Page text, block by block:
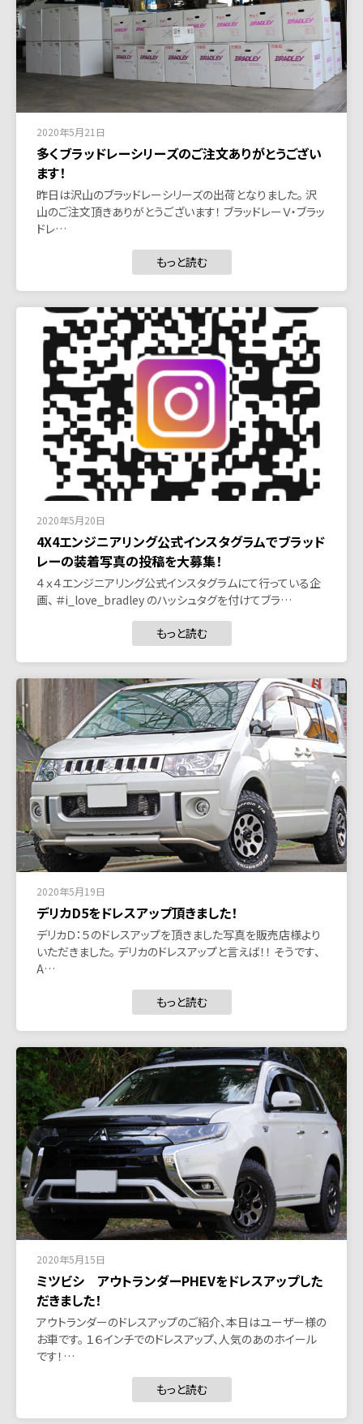
2020年5月21日
多くブラッドレーシリーズのご注文ありがとうござい
ます！
昨日は沢山のブラッドレーシリーズの出荷となりました。 沢
山のご注文頂きありがとうございます！ ブラッドレーＶ・ブラッ
ドレ…
もっと読む
2020年5月20日
4X4エンジニアリング公式インスタグラムでブラッド
レーの装着写真の投稿を大募集！
４ｘ４エンジニアリング公式インスタグラムにて行っている企
画、 ＃i_love_bradley のハッシュタグを付けてブラ…
もっと読む
2020年5月19日
デリカD5をドレスアップ頂きました！
デリカＤ：５のドレスアップを頂きました写真を販売店様より
いただきました。 デリカのドレスアップと言えば！！ そうです、
A…
もっと読む
2020年5月15日
ミツビシ アウトランダーPHEVをドレスアップした
だきました！
アウトランダーのドレスアップのご紹介、本日はユーザー様の
お車です。 １６インチでのドレスアップ、人気のあのホイール
です！…
もっと読む